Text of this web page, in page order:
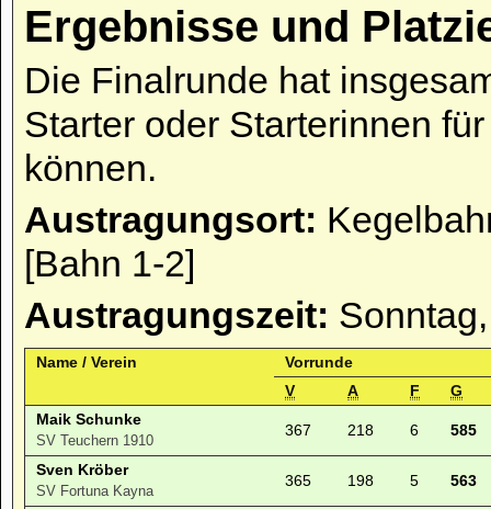
Ergebnisse und
Die Finalrunde hat
Starter oder Starterinnen
können.
Austragungsort:
[Bahn 1-2]
Austragungszeit:
Name / Verein
Vorrunde
V
A F
G
Maik Schunke
SV Teuchern 1910
367 218 6 585
Sven Kröber
SV Fortuna Kayna
365 198 5 563